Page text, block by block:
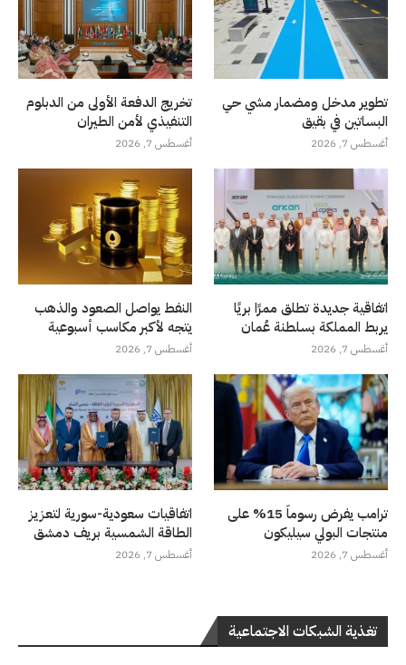
تطوير مدخل ومضمار مشي حي
البساتين في بقيق
أغسطس 7, 2026
تخريج الدفعة الأولى من الدبلوم
التنفيذي لأمن الطيران
أغسطس 7, 2026
اتفاقية جديدة تطلق ممرًا بريًا
يربط المملكة بسلطنة عُمان
أغسطس 7, 2026
النفط يواصل الصعود والذهب
يتجه لأكبر مكاسب أسبوعية
أغسطس 7, 2026
ترامب يفرض رسوماً 15% على
منتجات البولي سيليكون
أغسطس 7, 2026
اتفاقيات سعودية-سورية لتعزيز
الطاقة الشمسية بريف دمشق
أغسطس 7, 2026
تغذية الشبكات الاجتماعية